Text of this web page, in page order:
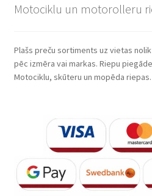
Motociklu un motorolleru
Plašs preču sortiments uz vietas
pēc izmēra vai markas. Riepu
Motociklu, skūteru un mopēda riepas.